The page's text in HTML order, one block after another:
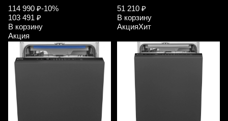
114 990 ₽-10%
103 491 ₽
В корзину
Акция
51 210 ₽
В корзину
АкцияХит